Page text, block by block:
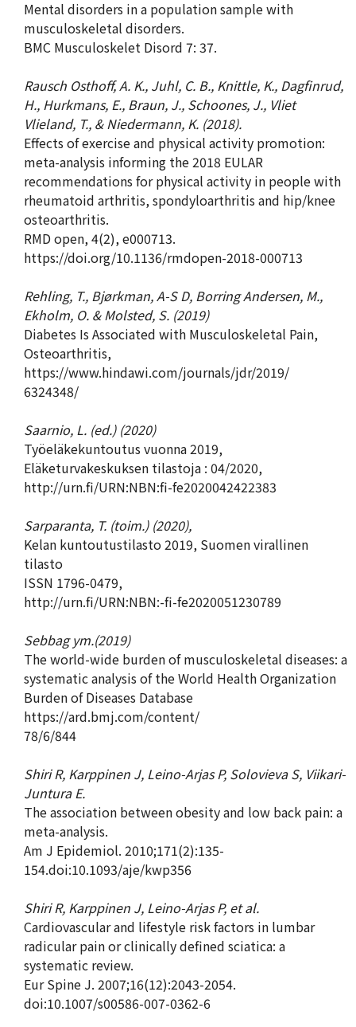
Mental disorders in a population sample with
musculoskeletal disorders.
BMC Musculoskelet Disord 7: 37.
Rausch Osthoff, A. K., Juhl, C. B., Knittle, K., Dagfinrud,
H., Hurkmans, E., Braun, J., Schoones, J., Vliet
Vlieland, T., & Niedermann, K. (2018).
Effects of exercise and physical activity promotion:
meta-analysis informing the 2018 EULAR
recommendations for physical activity in people with
rheumatoid arthritis, spondyloarthritis and hip/knee
osteoarthritis.
RMD open, 4(2), e000713.
https://doi.org/10.1136/rmdopen-2018-000713
Rehling, T., Bjørkman, A-S D, Borring Andersen, M.,
Ekholm, O. & Molsted, S. (2019)
Diabetes Is Associated with Musculoskeletal Pain,
Osteoarthritis,
https://www.hindawi.com/journals/jdr/2019/
6324348/
Saarnio, L. (ed.) (2020)
Työeläkekuntoutus vuonna 2019,
Eläketurvakeskuksen tilastoja : 04/2020,
http://urn.fi/URN:NBN:fi-fe2020042422383
Sarparanta, T. (toim.) (2020),
Kelan kuntoutustilasto 2019, Suomen virallinen
tilasto
ISSN 1796-0479,
http://urn.fi/URN:NBN:-fi-fe2020051230789
Sebbag ym.(2019)
The world-wide burden of musculoskeletal diseases: a
systematic analysis of the World Health Organization
Burden of Diseases Database
https://ard.bmj.com/content/
78/6/844
Shiri R, Karppinen J, Leino-Arjas P, Solovieva S, Viikari-
Juntura E.
The association between obesity and low back pain: a
meta-analysis.
Am J Epidemiol. 2010;171(2):135-
154.doi:10.1093/aje/kwp356
Shiri R, Karppinen J, Leino-Arjas P, et al.
Cardiovascular and lifestyle risk factors in lumbar
radicular pain or clinically defined sciatica: a
systematic review.
Eur Spine J. 2007;16(12):2043-2054.
doi:10.1007/s00586-007-0362-6